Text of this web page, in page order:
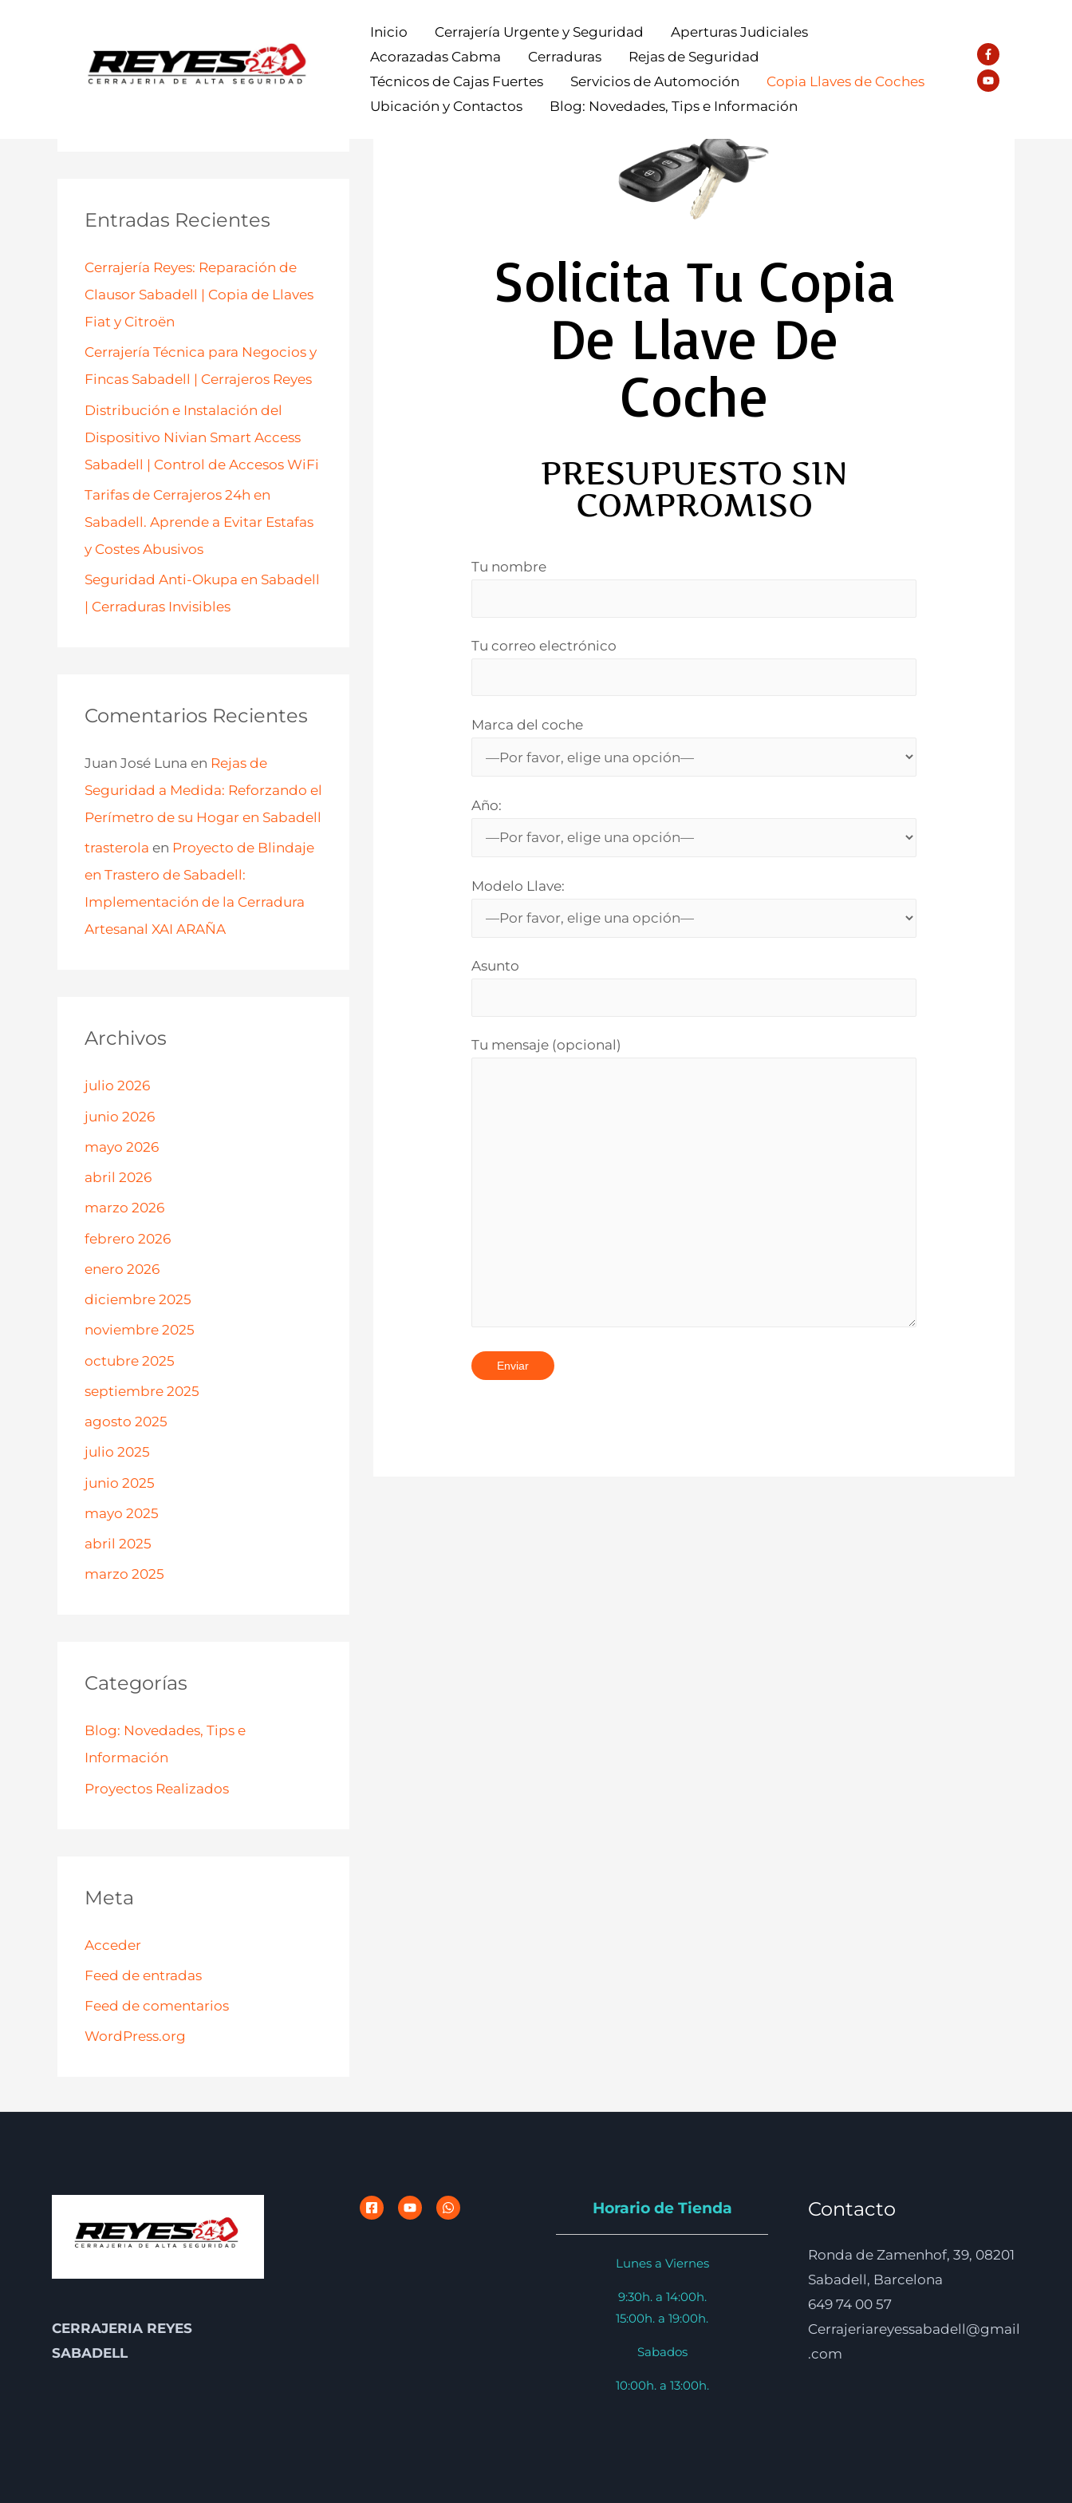
Inicio Cerrajería Urgente y Seguridad
Aperturas Judiciales
Acorazadas Cabma
Cerraduras
Rejas de Seguridad
Técnicos de Cajas Fuertes
Servicios de Automoción
Copia Llaves de Coches
Ubicación y Contactos
Blog: Novedades, Tips e Información
Entradas Recientes
Cerrajería Reyes: Reparación de
Clausor Sabadell | Copia de Llaves
Fiat y Citroën
Cerrajería Técnica para Negocios y
Fincas Sabadell | Cerrajeros Reyes
Distribución e Instalación del
Dispositivo Nivian Smart Access
Sabadell | Control de Accesos WiFi
Tarifas de Cerrajeros 24h en
Sabadell. Aprende a Evitar Estafas
y Costes Abusivos
Seguridad Anti-Okupa en Sabadell
| Cerraduras Invisibles
Comentarios Recientes
Juan José Luna en Rejas de
Seguridad a Medida: Reforzando el
Perímetro de su Hogar en Sabadell
trasterola en Proyecto de Blindaje
en Trastero de Sabadell:
Implementación de la Cerradura
Artesanal XAI ARAÑA
Archivos
julio 2026
junio 2026
mayo 2026
abril 2026
marzo 2026
febrero 2026
enero 2026
diciembre 2025
noviembre 2025
octubre 2025
septiembre 2025
agosto 2025
julio 2025
junio 2025
mayo 2025
abril 2025
marzo 2025
Categorías
Blog: Novedades, Tips e
Información
Proyectos Realizados
Meta
Acceder
Feed de entradas
Feed de comentarios
WordPress.org
Solicita Tu Copia
De Llave De
Coche
PRESUPUESTO SIN
COMPROMISO
Tu nombre
Tu correo electrónico
Marca del coche
Año:
Modelo Llave:
Asunto
Tu mensaje (opcional)
CERRAJERIA REYES
SABADELL
Horario de Tienda
Lunes a Viernes
9:30h. a 14:00h.
15:00h. a 19:00h.
Sabados
10:00h. a 13:00h.
Contacto
Ronda de Zamenhof, 39, 08201
Sabadell, Barcelona
649 74 00 57
Cerrajeriareyessabadell@gmail
.com